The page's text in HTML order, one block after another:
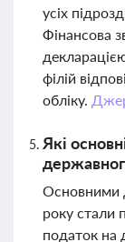
усіх
Фінансова
філій
обліку.
Які
Основними
року стали
податок на